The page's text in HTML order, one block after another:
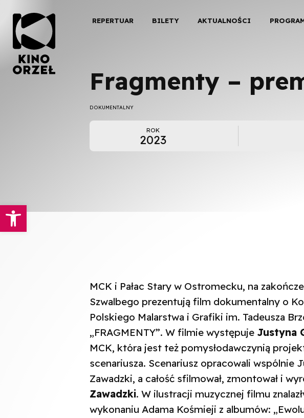
Otwórz pasek narzędzi
REPERTUAR BILETY AKTUALNOŚCI
Fragmenty –
DOKUMENTALNY
ROK
2023
MCK i Pałac Stary w Ostromecku, na
Szwalbego prezentują film dokumentalny o
Polskiego Malarstwa i Grafiki im. Tadeusza
„FRAGMENTY”. W filmie występuje Justyna
MCK, która jest też pomysłodawczynią
scenariusza. Scenariusz opracowali wspólnie
Zawadzki, a całość sfilmował, zmontował i
Zawadzki. W ilustracji muzycznej filmu
wykonaniu Adama Kośmieji z albumów: